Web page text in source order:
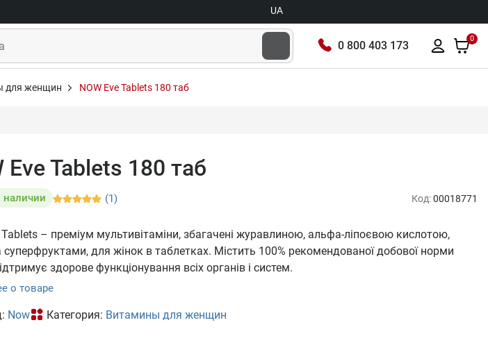
UA
0 800 403 173
0
для женщин NOW Eve Tablets 180 таб
Eve Tablets 180 таб
наличии (1) Код:00018771
Tablets – преміум мультивітаміни, збагачені журавлиною, альфа-ліпоєвою кислотою,
суперфруктами, для жінок в таблетках. Містить 100% рекомендованої добової норми
здорове функціонування всіх органів і систем.
о товаре
Now Категория: Витамины для женщин